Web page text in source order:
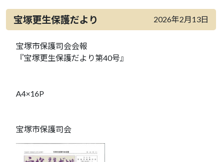
宝塚更生保護だより 2026年2月13日
宝塚市保護司会会報
『宝塚更生保護だより第40号』
A4×16P
宝塚市保護司会